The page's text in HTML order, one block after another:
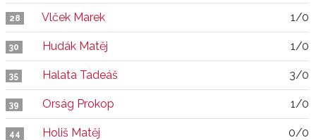
28 Vlček Marek 1/0
30 Hudák Matěj 1/0
35 Halata Tadeáš 3/0
39 Orság Prokop 1/0
44 Holiš Matěj 0/0